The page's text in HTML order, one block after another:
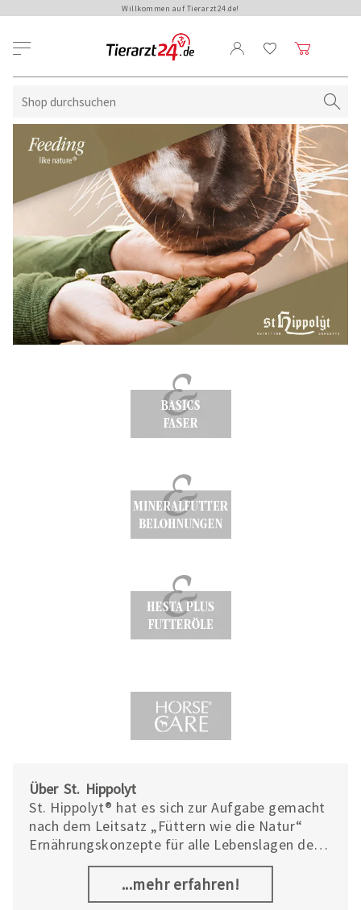
Willkommen auf Tierarzt24.de!
Über St. Hippolyt
St. Hippolyt® hat es sich zur Aufgabe gemacht
nach dem Leitsatz „Füttern wie die Natur“
Ernährungskonzepte für alle Lebenslagen des
Pferdes zu entwickeln, zu erforschen und stets
den neuesten wissenschaftlichen
Erkenntnissen anzupassen. Viele
...mehr erfahren!